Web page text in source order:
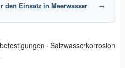
den Einsatz in Meerwasser
→
· Salzwasserkorrosion